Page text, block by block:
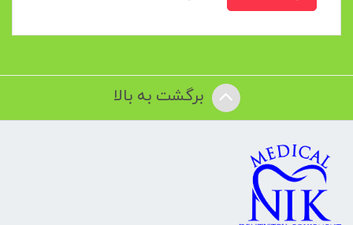
برگشت به بالا